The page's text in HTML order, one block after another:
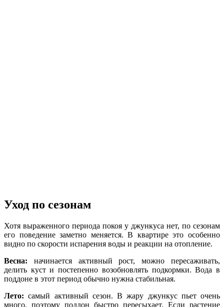
Уход по сезонам
Хотя выраженного периода покоя у джункуса нет, по сезонам
его поведение заметно меняется. В квартире это особенно
видно по скорости испарения воды и реакции на отопление.
Весна: начинается активный рост, можно пересаживать,
делить куст и постепенно возобновлять подкормки. Вода в
поддоне в этот период обычно нужна стабильная.
Лето: самый активный сезон. В жару джункус пьет очень
много, поэтому поддон быстро пересыхает. Если растение